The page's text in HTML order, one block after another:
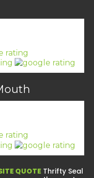
QUOTEThrifty Seal